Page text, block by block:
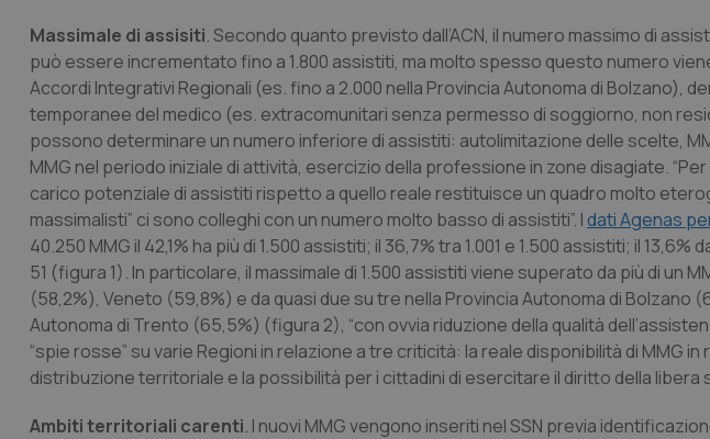
Massimale di assisiti. Secondo quanto previsto dall’ACN, il numero massimo di
può essere incrementato fino a 1.800 assistiti, ma molto spesso questo numero
Accordi Integrativi Regionali (es. fino a 2.000 nella Provincia Autonoma di Bolzano),
temporanee del medico (es. extracomunitari senza permesso di soggiorno, non
possono determinare un numero inferiore di assistiti: autolimitazione delle scelte,
MMG nel periodo iniziale di attività, esercizio della professione in zone disagiate.
carico potenziale di assistiti rispetto a quello reale restituisce un quadro molto
massimalisti” ci sono colleghi con un numero molto basso di assistiti”. I dati Agenas
40.250 MMG il 42,1% ha più di 1.500 assistiti; il 36,7% tra 1.001 e 1.500 assistiti; il 13,6%
51 (figura 1). In particolare, il massimale di 1.500 assistiti viene superato da più di un
(58,2%), Veneto (59,8%) e da quasi due su tre nella Provincia Autonoma di Bolzano
Autonoma di Trento (65,5%) (figura 2), “con ovvia riduzione della qualità
“spie rosse” su varie Regioni in relazione a tre criticità: la reale disponibilità di MMG
distribuzione territoriale e la possibilità per i cittadini di esercitare il diritto della libera
Ambiti territoriali carenti. I nuovi MMG vengono inseriti nel SSN previa